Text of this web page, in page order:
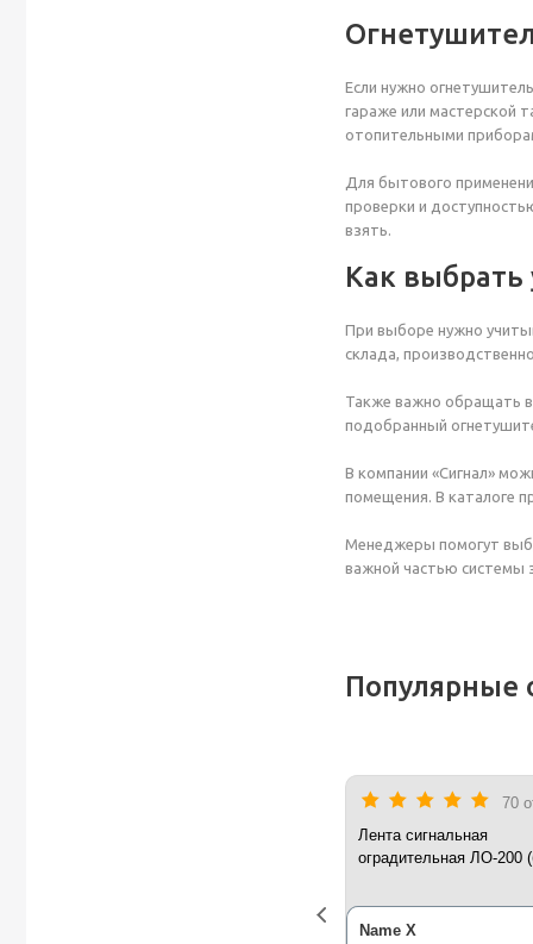
Если нужно
гараже или мастерской
отопительными
Для бытового
проверки и
взять.
Как выбрать
При выборе нужно
склада,
Также важно обращать
подобранный
В компании «Сигнал»
помещения. В каталоге
Менеджеры помогут
важной частью системы
Популярные
70
Лента сигнальная
оградительная ЛО-200
Name X